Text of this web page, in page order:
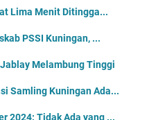
Lima Menit Ditingga...
PSSI Kuningan, ...
Melambung Tinggi
Samling Kuningan Ada...
2024: Tidak Ada yang ...